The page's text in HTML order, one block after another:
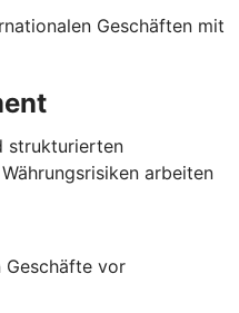
Geschäften mit
strukturierten
arbeiten
Geschäfte vor